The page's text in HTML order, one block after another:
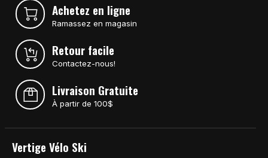
Achetez en ligne
Ramassez en magasin
Retour facile
Contactez-nous!
Livraison Gratuite
À partir de 100$
Vertige Vélo Ski